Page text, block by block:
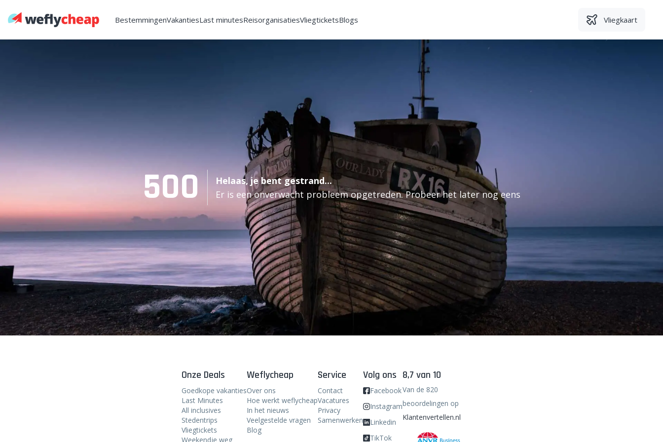
BestemmingenVakantiesLast minutesReisorganisatiesVliegticketsBlogs Vliegkaart
500
Helaas, je bent gestrand...
Er is een onverwacht probleem opgetreden. Probeer het later nog eens
8,7 van 10
Van de 820
beoordelingen op
Klantenvertellen.nl
Onze Deals
Goedkope vakanties
Last Minutes
All inclusives
Stedentrips
Vliegtickets
Weekendje weg
Weflycheap
Over ons
Hoe werkt weflycheap
In het nieuws
Veelgestelde vragen
Blog
Service
Contact
Vacatures
Privacy
Samenwerken
Volg ons
Facebook
Instagram
Linkedin
TikTok